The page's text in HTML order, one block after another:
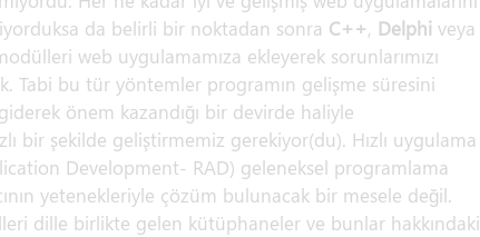
da belirli bir noktadan sonra C++, Delphi veya
web uygulamamıza ekleyerek sorunlarımızı
Tabi bu tür yöntemler programın gelişme süresini
önem kazandığı bir devirde haliyle
bir şekilde geliştirmemiz gerekiyor(du). Hızlı uygulama
Development- RAD) geleneksel programlama
yetenekleriyle çözüm bulunacak bir mesele değil.
dille birlikte gelen kütüphaneler ve bunlar hakkındaki